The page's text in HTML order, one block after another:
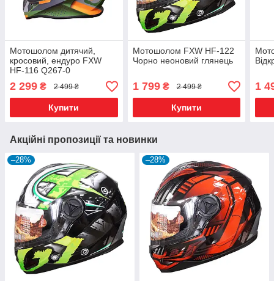
Мотошолом дитячий,
кросовий, ендуро FXW
HF-116 Q267-0
2 299 ₴ 2 499 ₴
Купити
Мотошолом FXW HF-122
Чорно неоновий глянець
1 799₴ 2 499 ₴
Купити
1
Акційні пропозиції та новинки
–28% –28%